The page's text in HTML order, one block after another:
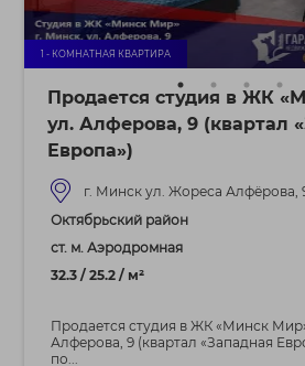
1 - КОМНАТНАЯ КВАРТИРА
Продается студия в ЖК
ул. Алферова, 9 (квартал
Европа»)
г. Минск ул. Жореса Алфёрова,
Октябрьский район
ст. м. Аэродромная
32.3 / 25.2 / м²
Продается студия в ЖК «Минск
Алферова, 9 (квартал «Западная
по...